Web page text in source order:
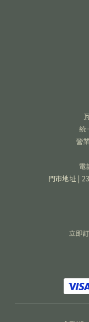
統
營
電
門市地址 |
立即